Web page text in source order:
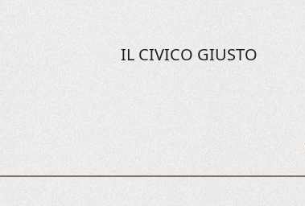
IL CIVICO GIUSTO